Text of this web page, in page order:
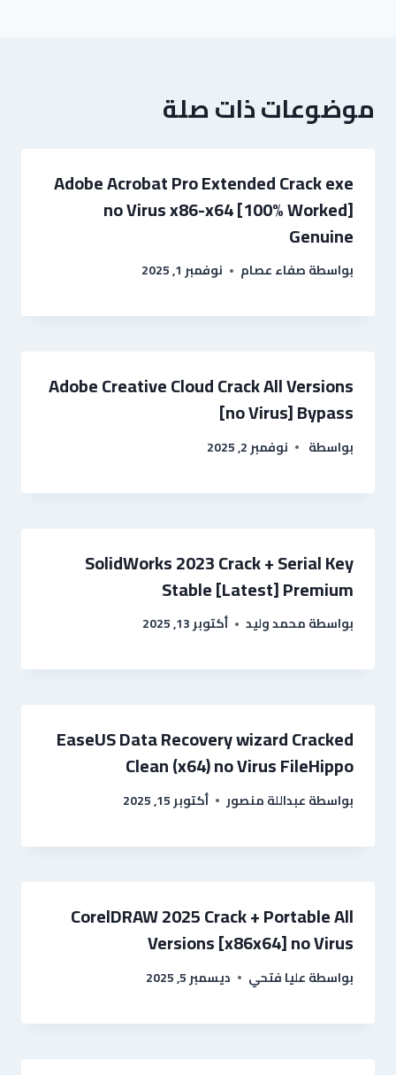
موضوعات ذات صلة
Adobe Acrobat Pro Extended Crack exe
no Virus x86-x64 [100% Worked]
Genuine
بواسطةصفاء عصام نوفمبر 1, 2025
Adobe Creative Cloud Crack All Versions
[no Virus] Bypass
بواسطة نوفمبر 2, 2025
SolidWorks 2023 Crack + Serial Key
Stable [Latest] Premium
بواسطةمحمد وليد أكتوبر 13, 2025
EaseUS Data Recovery wizard Cracked
Clean (x64) no Virus FileHippo
بواسطةعبداللة منصور أكتوبر 15, 2025
CorelDRAW 2025 Crack + Portable All
Versions [x86x64] no Virus
بواسطةعليا فتحي ديسمبر 5, 2025